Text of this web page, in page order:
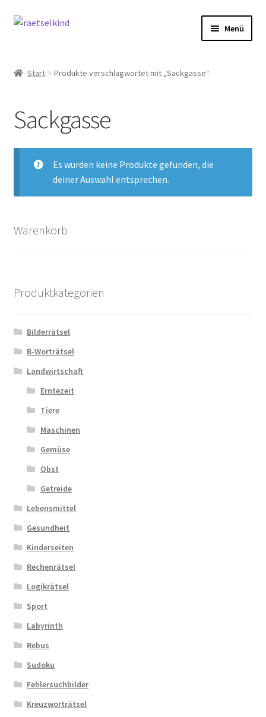
Zur
Zum
Menü
Cookie-Richtlinie (EU)
Datenschutzbelehrung
Echtheit von Bewertungen
Kostenlose Rätsel
Mein Konto
Über Rätselkind
Versandarten
Widerrufsbelehrung
Start Produkte verschlagwortet mit „Sackgasse“
Sackgasse
Es wurden keine Produkte gefunden, die
deiner Auswahl entsprechen.
Warenkorb
Produktkategorien
Bilderrätsel
B-Worträtsel
Landwirtschaft
Erntezeit
Tiere
Maschinen
Gemüse
Obst
Getreide
Lebensmittel
Gesundheit
Kinderseiten
Rechenrätsel
Logikrätsel
Sport
Labyrinth
Rebus
Sudoku
Fehlersuchbilder
Kreuzworträtsel